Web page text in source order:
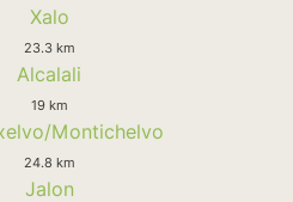
Xalo
23.3 km
Alcalali
19 km
Montichelvo
24.8 km
Jalon